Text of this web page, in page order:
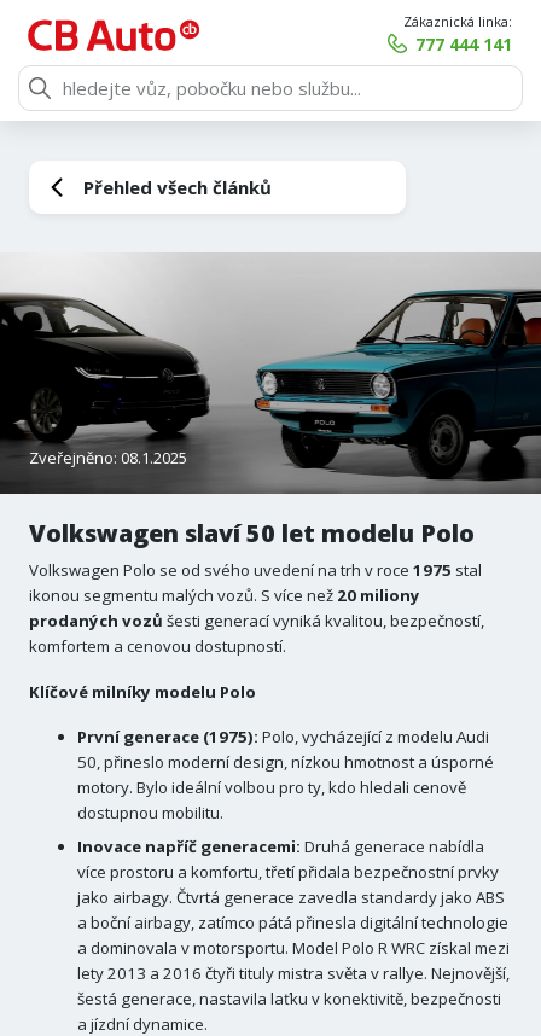
Zákaznická linka:
777 444 141
Přehled všech článků
Zveřejněno: 08.1.2025
Volkswagen slaví 50 let modelu Polo
Volkswagen Polo se od svého uvedení na trh v roce 1975 stal
ikonou segmentu malých vozů. S více než 20 miliony
prodaných vozů šesti generací vyniká kvalitou, bezpečností,
komfortem a cenovou dostupností.
Klíčové milníky modelu Polo
První generace (1975): Polo, vycházející z modelu Audi
50, přineslo moderní design, nízkou hmotnost a úsporné
motory. Bylo ideální volbou pro ty, kdo hledali cenově
dostupnou mobilitu.
Inovace napříč generacemi: Druhá generace nabídla
více prostoru a komfortu, třetí přidala bezpečnostní prvky
jako airbagy. Čtvrtá generace zavedla standardy jako ABS
a boční airbagy, zatímco pátá přinesla digitální technologie
a dominovala v motorsportu. Model Polo R WRC získal mezi
lety 2013 a 2016 čtyři tituly mistra světa v rallye. Nejnovější,
šestá generace, nastavila laťku v konektivitě, bezpečnosti
a jízdní dynamice.